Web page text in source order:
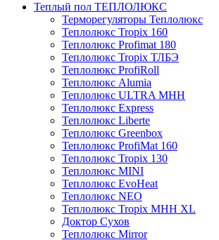
Теплый пол ТЕПЛОЛЮКС
Терморегуляторы Теплолюкс
Теплолюкс Tropix 160
Теплолюкс Profimat 180
Теплолюкс Tropix ТЛБЭ
Теплолюкс ProfiRoll
Теплолюкс Alumia
Теплолюкс ULTRA МНН
Теплолюкс Express
Теплолюкс Liberte
Теплолюкс Greenbox
Теплолюкс ProfiMat 160
Теплолюкс Tropix 130
Теплолюкс MINI
Теплолюкс EvoHeat
Теплолюкс NEO
Теплолюкс Tropix МНН XL
Доктор Сухов
Теплолюкс Mirror